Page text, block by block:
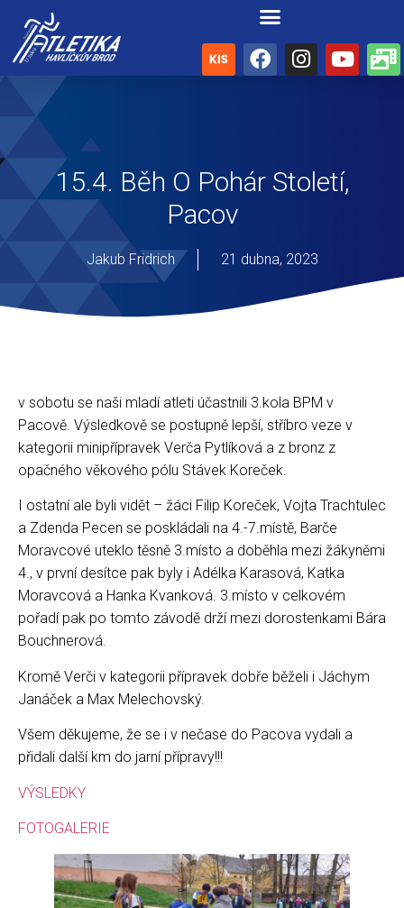
15.4. Běh O Pohár Století,
Pacov
Jakub Fridrich 21 dubna, 2023
v sobotu se naši mladí atleti účastnili 3.kola BPM v
Pacově. Výsledkově se postupně lepší, stříbro veze v
kategorii minipřípravek Verča Pytlíková a z bronz z
opačného věkového pólu Stávek Koreček.
I ostatní ale byli vidět – žáci Filip Koreček, Vojta Trachtulec
a Zdenda Pecen se poskládali na 4.-7.místě, Barče
Moravcové uteklo těsně 3.místo a doběhla mezi žákyněmi
4., v první desítce pak byly i Adélka Karasová, Katka
Moravcová a Hanka Kvanková. 3.místo v celkovém
pořadí pak po tomto závodě drží mezi dorostenkami Bára
Bouchnerová.
Kromě Verči v kategorii přípravek dobře běželi i Jáchym
Janáček a Max Melechovský.
Všem děkujeme, že se i v nečase do Pacova vydali a
přidali další km do jarní přípravy!!!
VÝSLEDKY
FOTOGALERIE